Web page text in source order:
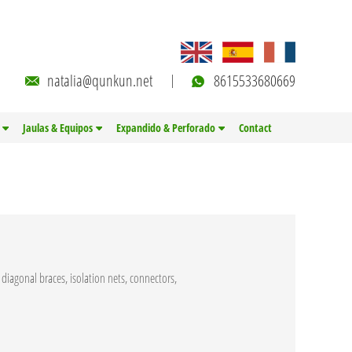
natalia@qunkun.net 8615533680669
Jaulas & Equipos Expandido & Perforado Contact
braces, isolation nets, connectors,